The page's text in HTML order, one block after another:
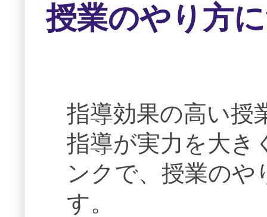
授業のやり方
指導効果の高い授
指導が実力を大き
ンクで、授業の
す。